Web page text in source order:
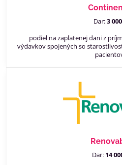
Dar:3
podiel na zaplatenej dani z
výdavkov spojených so
Dar: 14